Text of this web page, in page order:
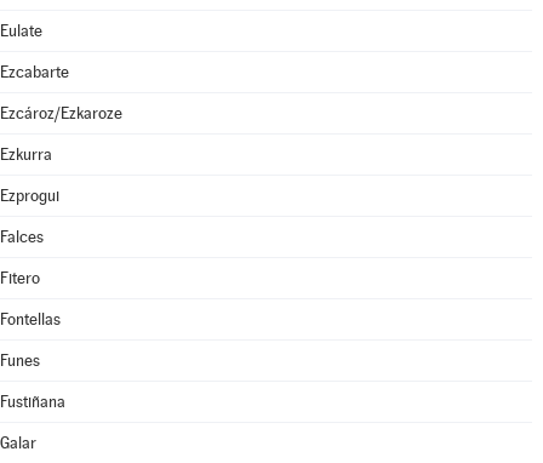
Eulate
Ezcabarte
Ezcároz/Ezkaroze
Ezkurra
Ezprogui
Falces
Fitero
Fontellas
Funes
Fustiñana
Galar